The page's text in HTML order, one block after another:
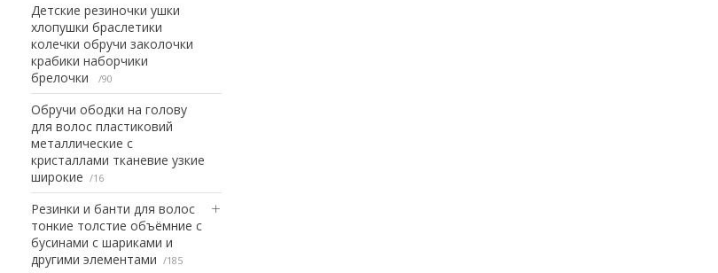
Детские резиночки ушки
хлопушки браслетики
колечки обручи заколочки
крабики наборчики
брелочки
90
Обручи ободки на голову
для волос пластиковий
металлические с
кристаллами тканевие узкие
широкие
16
Резинки и банти для волос
тонкие толстие объёмние с
бусинами с шариками и
другими элементами
185